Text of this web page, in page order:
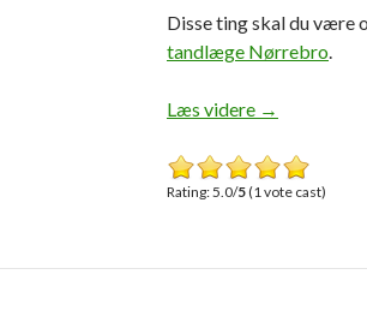
Disse ting skal du være
tandlæge Nørrebro.
Læs videre tandlæge
→
Rating: 5.0/5(1 vote cast)